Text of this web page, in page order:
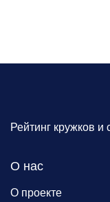
Рейтинг кружков и
О нас
О проекте